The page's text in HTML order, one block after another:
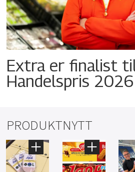
Extra er finalist
Handelspris 2026
PRODUKTNYTT